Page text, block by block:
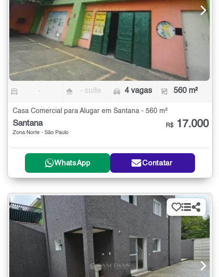
- - suíte 4 vagas 560 m²
Casa Comercial para Alugar em Santana - 560 m²
Santana
Zona Norte - São Paulo
R$ 17.000
WhatsApp Contatar